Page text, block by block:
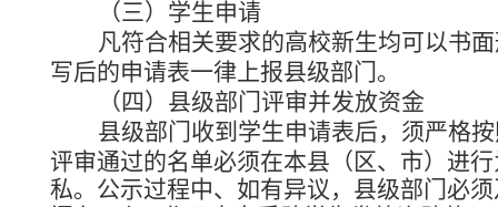
（三）学生申请
凡符合相关要求的高校新生均可以书
写后的申请表一律上报县级部门。
（四）县级部门评审并发放资金
县级部门收到学生申请表后，须严格
评审通过的名单必须在本县（区、市）进
私。公示过程中、如有异议，县级部门必